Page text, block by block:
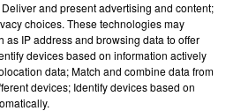
Vacances - Gagnez
séjour en famille au cœur
and present advertising and content;
choices. These technologies may
as IP address and browsing data to offer
devices based on information actively
data; Match and combine data from
devices; Identify devices based on